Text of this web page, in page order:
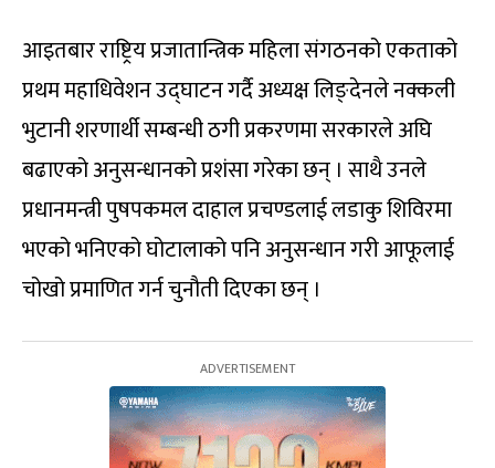
आइतबार राष्ट्रिय प्रजातान्त्रिक महिला संगठनको एकताको
प्रथम महाधिवेशन उद्घाटन गर्दै अध्यक्ष लिङ्देनले नक्कली
भुटानी शरणार्थी सम्बन्धी ठगी प्रकरणमा सरकारले अघि
बढाएको अनुसन्धानको प्रशंसा गरेका छन् । साथै उनले
प्रधानमन्त्री पुषपकमल दाहाल प्रचण्डलाई लडाकु शिविरमा
भएको भनिएको घोटालाको पनि अनुसन्धान गरी आफूलाई
चोखो प्रमाणित गर्न चुनौती दिएका छन् ।